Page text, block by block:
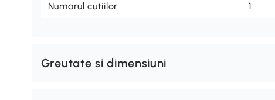
Numarul cutiilor 1
Greutate si dimensiuni